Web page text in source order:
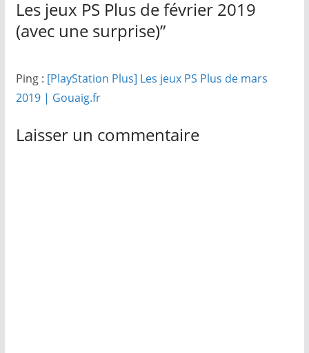
Les jeux PS Plus de février 2019
(avec une surprise)”
Ping : [PlayStation Plus] Les jeux PS Plus de mars
2019 | Gouaig.fr
Laisser un commentaire